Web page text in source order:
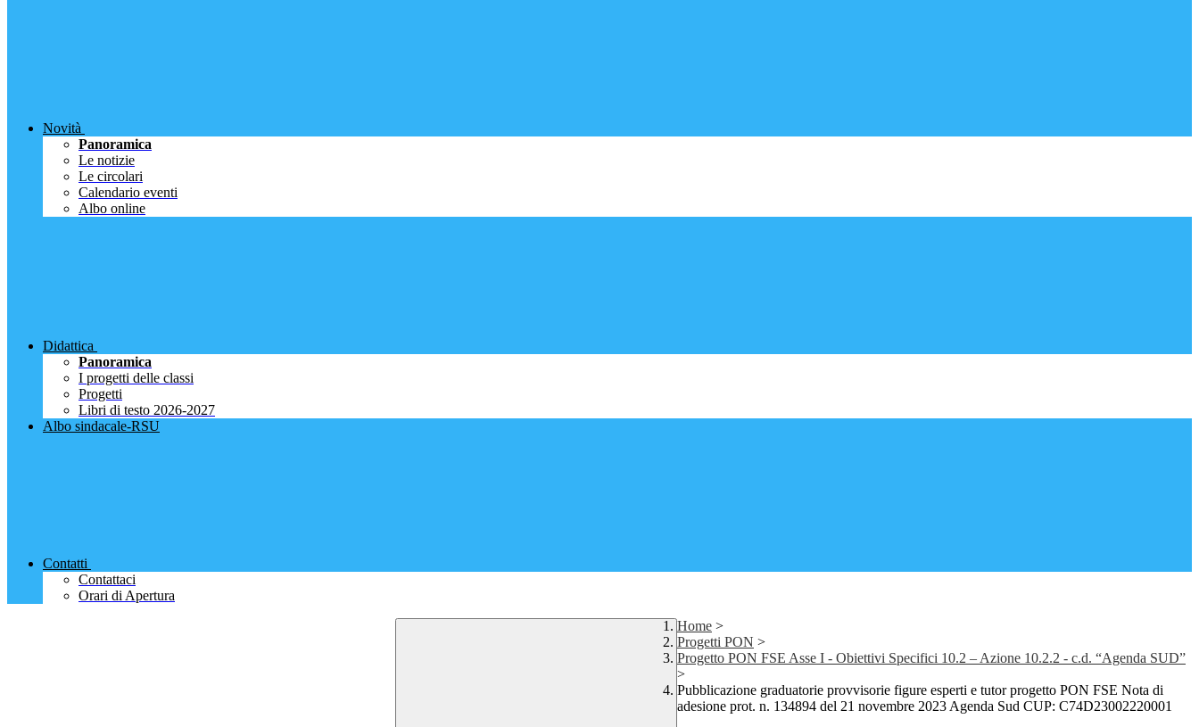
Novità
Panoramica
Le notizie
Le circolari
Calendario eventi
Albo online
Didattica
Panoramica
I progetti delle classi
Progetti
Libri di testo 2026-2027
Albo sindacale-RSU
Contatti
Contattaci
Orari di Apertura
Home >
Progetti PON >
Progetto PON FSE Asse I - Obiettivi Specifici 10.2 – Azione 10.2.2 - c.d. “Agenda SUD”
>
Pubblicazione graduatorie provvisorie figure esperti e tutor progetto PON FSE Nota di
adesione prot. n. 134894 del 21 novembre 2023 Agenda Sud CUP: C74D23002220001